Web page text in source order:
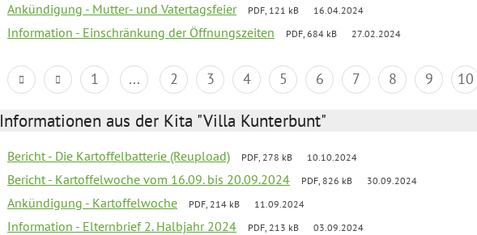
Ankündigung - Mutter- und Vatertagsfeier PDF, 121 kB 16.04.2024
Information - Einschränkung der Öffnungszeiten PDF, 684 kB 27.02.2024
1 ... 2 3 4 5 6 7 8 9 10
Informationen aus der Kita "Villa Kunterbunt"
Bericht - Die Kartoffelbatterie (Reupload) PDF, 278 kB 10.10.2024
Bericht - Kartoffelwoche vom 16.09. bis 20.09.2024 PDF, 826 kB 30.09.2024
Ankündigung - Kartoffelwoche PDF, 214 kB 11.09.2024
Information - Elternbrief 2. Halbjahr 2024 PDF, 213 kB 03.09.2024